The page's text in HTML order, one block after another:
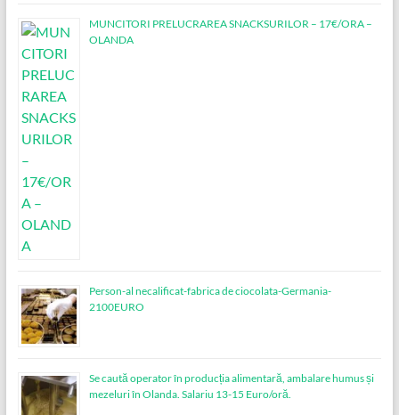
MUNCITORI PRELUCRAREA SNACKSURILOR – 17€/ORA –
OLANDA
Person-al necalificat-fabrica de ciocolata-Germania-
2100EURO
Se caută operator în producția alimentară, ambalare humus și
mezeluri în Olanda. Salariu 13-15 Euro/oră.